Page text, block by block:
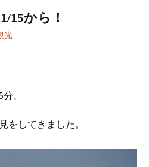
15から！
光
、
をしてきました。